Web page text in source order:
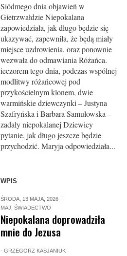
Siódmego dnia objawień w
Gietrzwałdzie Niepokalana
zapowiedziała, jak długo będzie się
ukazywać, zapewniła, że będą miały
miejsce uzdrowienia, oraz ponownie
wezwała do odmawiania Różańca.
ieczorem tego dnia, podczas wspólnej
modlitwy różańcowej pod
przykościelnym klonem, dwie
warmińskie dziewczynki – Justyna
Szafryńska i Barbara Samulowska –
zadały niepokalanej Dziewicy
pytanie, jak długo jeszcze będzie
przychodzić. Maryja odpowiedziała...
WPIS
ŚRODA, 13 MAJA, 2026
MAJ ,ŚWIADECTWO
Niepokalana doprowadziła
mnie do Jezusa
-GRZEGORZ KASJANIUK